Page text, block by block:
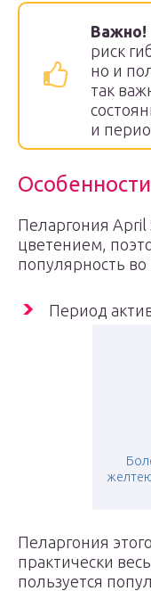
Важно!
риск
но и
так
и
Пеларгония
цветением,
популярность
Период
Пеларгония
практически
пользуется